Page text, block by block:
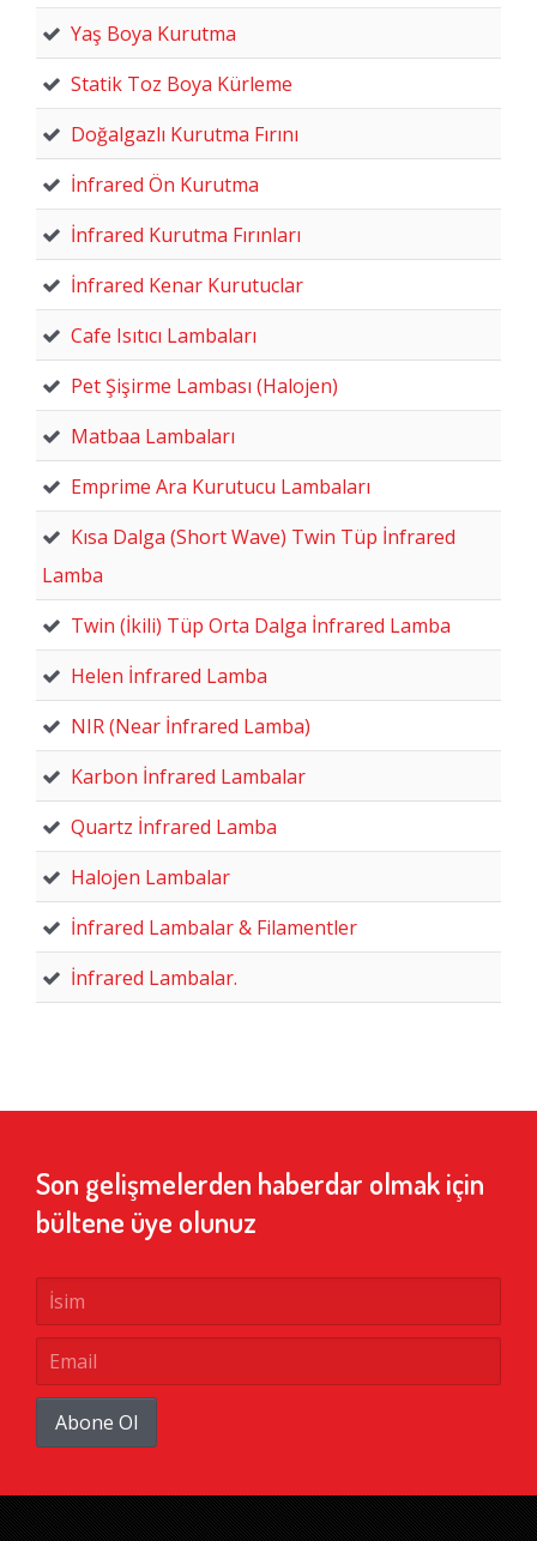
Yaş Boya Kurutma
Statik Toz Boya Kürleme
Doğalgazlı Kurutma Fırını
İnfrared Ön Kurutma
İnfrared Kurutma Fırınları
İnfrared Kenar Kurutuclar
Cafe Isıtıcı Lambaları
Pet Şişirme Lambası (Halojen)
Matbaa Lambaları
Emprime Ara Kurutucu Lambaları
Kısa Dalga (Short Wave) Twin Tüp İnfrared
Lamba
Twin (İkili) Tüp Orta Dalga İnfrared Lamba
Helen İnfrared Lamba
NIR (Near İnfrared Lamba)
Karbon İnfrared Lambalar
Quartz İnfrared Lamba
Halojen Lambalar
İnfrared Lambalar & Filamentler
İnfrared Lambalar.
Son gelişmelerden haberdar olmak için
bültene üye olunuz
Abone Ol